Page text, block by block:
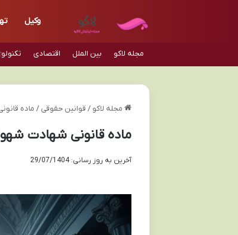
وکیل
مجله لاکو بین الملل اقتصادی
مجله لاکو / قوانین حقوقی / ماده
ماده قانونی شهادت
آخرین به روز رسانی: 29/07/1404